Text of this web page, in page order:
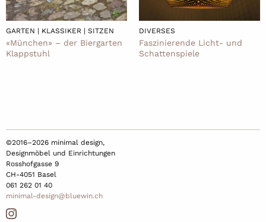
GARTEN | KLASSIKER | SITZEN
«München» – der Biergarten
Klappstuhl
DIVERSES
Faszinierende Licht- und
Schattenspiele
©2016–2026 minimal design,
Designmöbel und Einrichtungen
Rosshofgasse 9
CH-4051 Basel
061 262 01 40
minimal-design@bluewin.ch